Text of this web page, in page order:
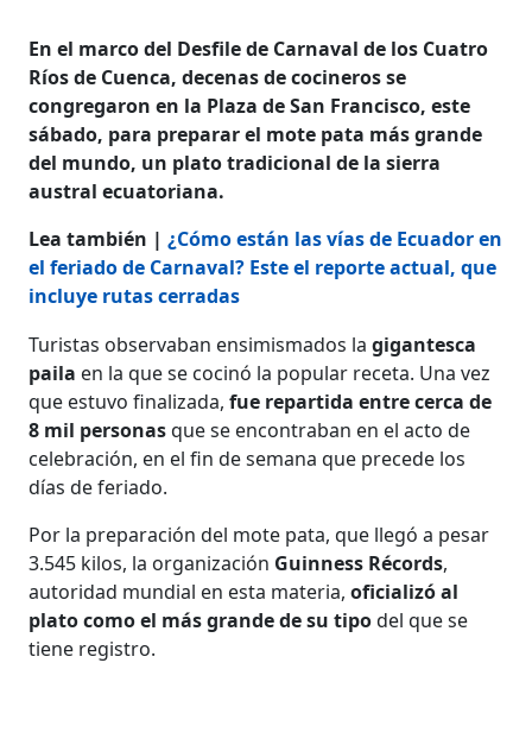
En el marco del Desfile de Carnaval de los Cuatro
Ríos de Cuenca, decenas de cocineros se
congregaron en la Plaza de San Francisco, este
sábado, para preparar el mote pata más grande
del mundo, un plato tradicional de la sierra
austral ecuatoriana.
Lea también |¿Cómo están las vías de Ecuador en
el feriado de Carnaval? Este el reporte actual, que
incluye rutas cerradas
Turistas observaban ensimismados lagigantesca
paila en la que se cocinó la popular receta. Una vez
que estuvo finalizada,fue repartida entre cerca de
8 mil personasque se encontraban en el acto de
celebración, en el fin de semana que precede los
días de feriado.
Por la preparación del mote pata, que llegó a pesar
3.545 kilos, la organización Guinness Récords,
autoridad mundial en esta materia,oficializó al
plato como el más grande de su tipodel que se
tiene registro.